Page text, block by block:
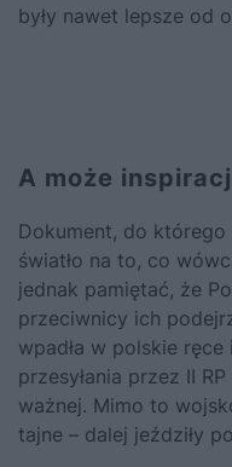
były nawet lepsze od
A może
Dokument, do którego
światło na to, co
jednak pamiętać, że
przeciwnicy ich
wpadła w polskie
przesyłania przez II
ważnej. Mimo to
tajne – dalej jeździły